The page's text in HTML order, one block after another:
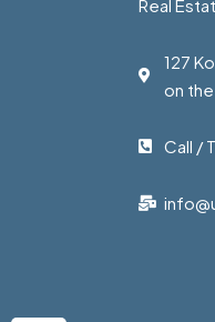
Real
127
on
Call /